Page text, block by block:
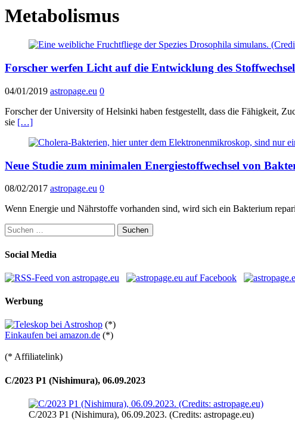
Metabolismus
Forscher werfen Licht auf die Entwicklung des
04/01/2019 astropage.eu 0
Forscher der University of Helsinki haben festgestellt, dass die Fähigkeit,
sie […]
Neue Studie zum minimalen Energiestoffwechsel von
08/02/2017 astropage.eu 0
Wenn Energie und Nährstoffe vorhanden sind, wird sich ein Bakterium
Suchen
nach:
Social Media
Werbung
(*)
Einkaufen bei amazon.de (*)
(* Affiliatelink)
C/2023 P1 (Nishimura), 06.09.2023
C/2023 P1 (Nishimura), 06.09.2023. (Credits: astropage.eu)